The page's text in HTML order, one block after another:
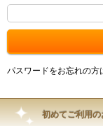
パスワードをお忘れの方
初めてご利用の